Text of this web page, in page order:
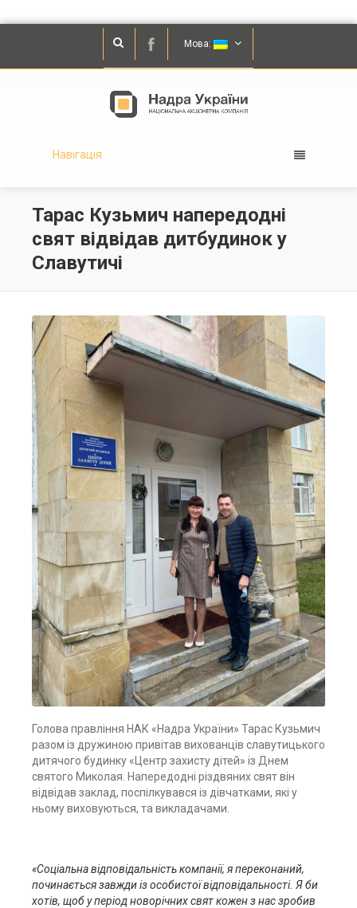
Мова:
Навігація
Тарас Кузьмич напередодні
свят відвідав дитбудинок у
Славутичі
Голова правління НАК «Надра України» Тарас Кузьмич
разом із дружиною привітав вихованців славутицького
дитячого будинку «Центр захисту дітей» із Днем
святого Миколая. Напередодні різдвяних свят він
відвідав заклад, поспілкувався із дівчатками, які у
ньому виховуються, та викладачами.
«Соціальна відповідальність компанії, я переконаний,
починається завжди із особистої відповідальності. Я би
хотів, щоб у період новорічних свят кожен з нас зробив